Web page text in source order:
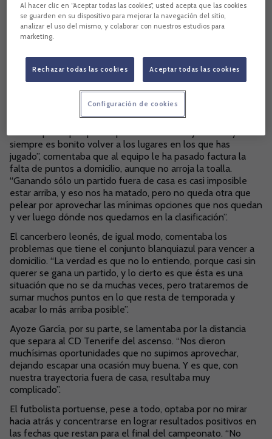
Colinas, quien confesaba que el partido ante el Numancia
siempre es bonito volver a los lugares en los que has
jugado”, comentaba que al equipo le ha pasado factura la
falta de puntos a domicilio, aunque no arroja la toalla.
“Ganando sólo un partido fuera de casa es casi imposible
estar arriba, y eso nos ha matado, pero no queda otra que
pelear por aprovechar las mínimas opciones que nos quedan
y ver luego dónde nos quedamos en la clasificación”.
El cancerbero leonés, de igual modo, comentaba los
problemas que tiene el conjunto blanquiazul para vencer a
domicilio. “La verdad es que no lo entiendo, porque casi sin
querer se gana un partido, y lo cierto es que ésta es una
situación que no se da muchas veces, pero trataremos de
sumar muchos puntos en lo que resta de temporada y
acabar lo más arriba posible”.
Ayoze García, por su parte, se lamentaba por la distancia
que separa al CD Tenerife del ascenso. “Nos dieron
muchísimas oportunidades que no supimos aprovechar,
dejando escapar una ocasión muy buena. Y es que, con
nuestra trayectoria fuera de casa, resultaba muy
complicado”.
El futbolista portuense, pese a todo, optaba por no mirar
hacia atrás y concentrarse en lograr resultados positivos en
las fechas que restan para el final del campeonato. “No
Al hacer clic en “Aceptar todas las cookies”, usted acepta que las cookies
se guarden en su dispositivo para mejorar la navegación del sitio,
analizar el uso del mismo, y colaborar con nuestros estudios para
marketing.
Rechazar todas las cookies Aceptar todas las cookies
Configuración de cookies